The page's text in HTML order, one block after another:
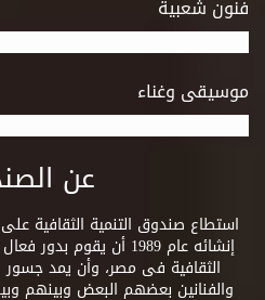
فنون شعبية
موسيقى وغناء
عن
استطاع صندوق التنمية الثقافية
إنشائه عام 1989 أن
الثقافية فى مصر، وأن يمد جسور
والفنانين بعضهم البعض وبينهم